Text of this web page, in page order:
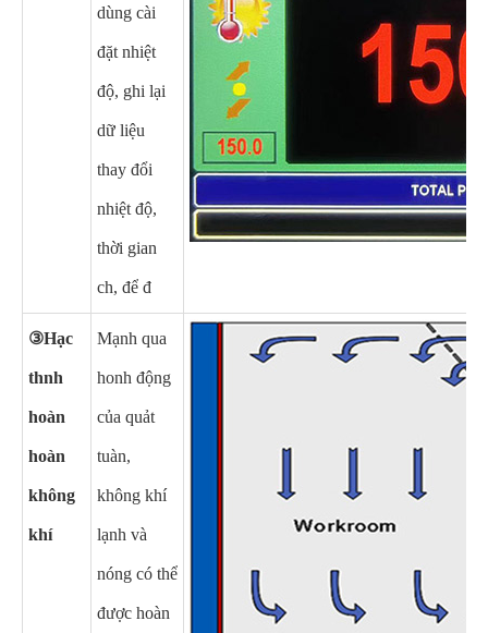
dùng cài
đặt nhiệt
độ, ghi lại
dữ liệu
thay đổi
nhiệt độ,
thời gian
ch, để đ
③Hạc
thnh
hoàn
hoàn
không
khí
Mạnh qua
honh động
của quảt
tuàn,
không khí
lạnh và
nóng có thể
được hoàn